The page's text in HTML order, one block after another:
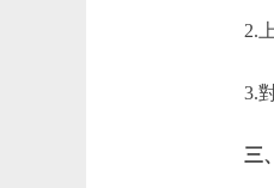
2.上
3.對
三